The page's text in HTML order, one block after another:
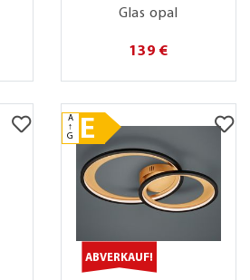
Glas opal
139 €
A
↑
G
E
ABVERKAUF!